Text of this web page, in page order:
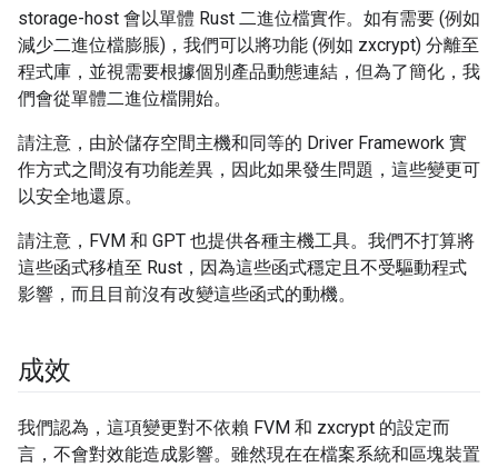
storage-host 會以單體 Rust 二進位檔實作。如有需要 (例如
減少二進位檔膨脹)，我們可以將功能 (例如 zxcrypt) 分離至
程式庫，並視需要根據個別產品動態連結，但為了簡化，我
們會從單體二進位檔開始。
請注意，由於儲存空間主機和同等的 Driver Framework 實
作方式之間沒有功能差異，因此如果發生問題，這些變更可
以安全地還原。
請注意，FVM 和 GPT 也提供各種主機工具。我們不打算將
這些函式移植至 Rust，因為這些函式穩定且不受驅動程式
影響，而且目前沒有改變這些函式的動機。
成效
我們認為，這項變更對不依賴 FVM 和 zxcrypt 的設定而
言，不會對效能造成影響。雖然現在在檔案系統和區塊裝置